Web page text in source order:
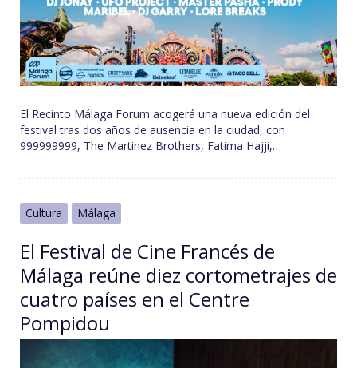
El Recinto Málaga Forum acogerá una nueva edición del
festival tras dos años de ausencia en la ciudad, con
999999999, The Martinez Brothers, Fatima Hajji,…
Cultura Málaga
El Festival de Cine Francés de
Málaga reúne diez cortometrajes de
cuatro países en el Centre
Pompidou